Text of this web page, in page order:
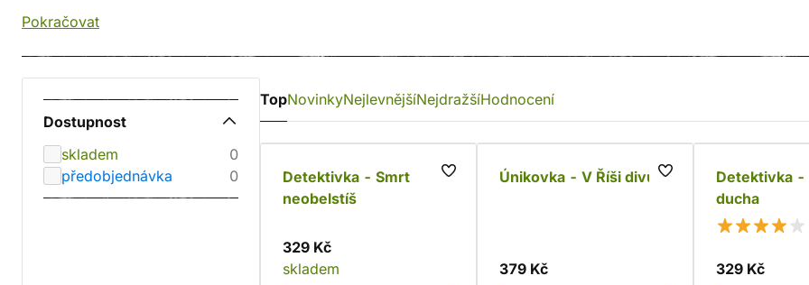
Pokračovat
Dostupnost
skladem
0
předobjednávka
0
TopNovinkyNejlevnějšíNejdražšíHodnocení
Detektivka - Smrt
neobelstíš
329 Kč
skladem
Únikovka - V Říši divů
379 Kč
Detektivka -
ducha
329 Kč